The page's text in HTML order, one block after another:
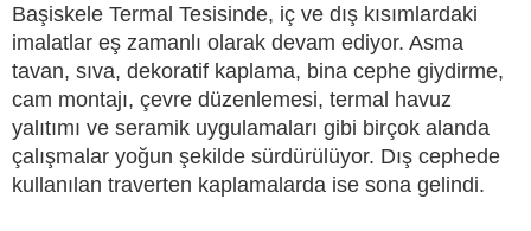
Başiskele Termal Tesisinde, iç ve dış kısımlardaki
imalatlar eş zamanlı olarak devam ediyor. Asma
tavan, sıva, dekoratif kaplama, bina cephe giydirme,
cam montajı, çevre düzenlemesi, termal havuz
yalıtımı ve seramik uygulamaları gibi birçok alanda
çalışmalar yoğun şekilde sürdürülüyor. Dış cephede
kullanılan traverten kaplamalarda ise sona gelindi.